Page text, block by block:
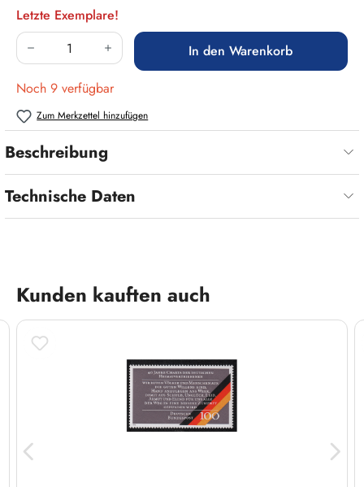
Letzte Exemplare!
Produkt Anzahl: Gib den gewünschten Wert
In den Warenkorb
Noch 9 verfügbar
Zum Merkzettel hinzufügen
Beschreibung
Technische Daten
Produktgalerie überspringen
Kunden kauften auch